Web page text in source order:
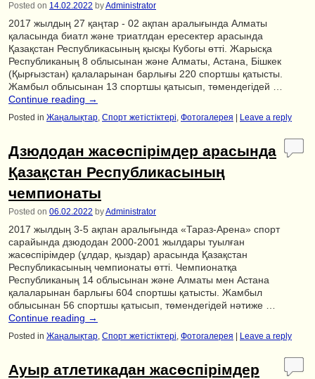
Posted on 14.02.2022 byAdministrator
2017 жылдың 27 қаңтар - 02 ақпан аралығында Алматы
қаласында биатл және триатлдан ересектер арасында
Қазақстан Республикасының қысқы Кубогы өтті. Жарысқа
Республиканың 8 облысынан және Алматы, Астана, Бішкек
(Қырғызстан) қалаларынан барлығы 220 спортшы қатысты.
Жамбыл облысынан 13 спортшы қатысып, төмендегідей …
Continue reading →
Posted in Жаңалықтар Спорт жетістіктері Фотогалерея Leave a reply
Дзюдодан жасөспірімдер арасында
Қазақстан Республикасының
чемпионаты
Posted on 06.02.2022 byAdministrator
2017 жылдың 3-5 ақпан аралығында «Тараз-Арена» спорт
сарайында дзюдодан 2000-2001 жылдары туылған
жасөспірімдер (ұлдар, қыздар) арасында Қазақстан
Республикасының чемпионаты өтті. Чемпионатқа
Республиканың 14 облысынан және Алматы мен Астана
қалаларынан барлығы 604 спортшы қатысты. Жамбыл
облысынан 56 спортшы қатысып, төмендегідей нәтиже …
Continue reading →
Posted in Жаңалықтар Спорт жетістіктері Фотогалерея Leave a reply
Ауыр атлетикадан жасөспірімдер